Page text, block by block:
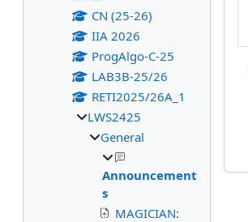
CN (25-26)
IIA 2026
ProgAlgo-C-25
LAB3B-25/26
RETI2025/26A_1
LWS2425
General
Announcement
s
MAGICIAN: